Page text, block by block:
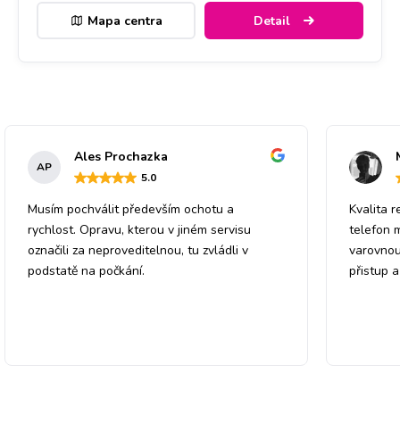
Mapa centra Detail
AP
Ales Prochazka
5.0
Musím pochválit především ochotu a
rychlost. Opravu, kterou v jiném servisu
označili za neproveditelnou, tu zvládli v
podstatě na počkání.
Kvalita
telefon
přistup